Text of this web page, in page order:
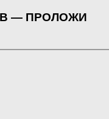
— ПРОЛОЖИ